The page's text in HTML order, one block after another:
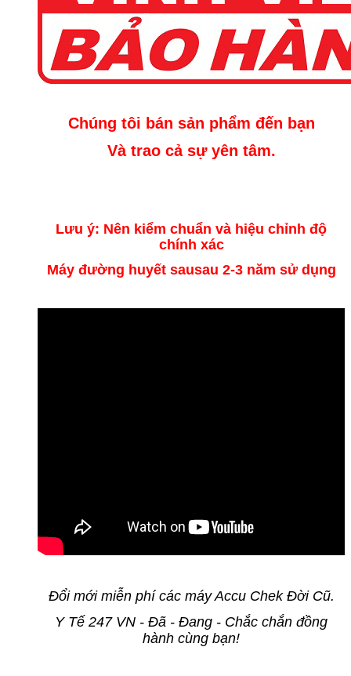
Chúng tôi bán sản phẩm đến bạn
Và trao cả sự yên tâm.
Lưu ý: Nên kiểm chuẩn và hiệu chỉnh độ
chính xác
Máy đường huyết sausau 2-3 năm sử dụng
Đổi mới miễn phí các máy Accu Chek Đời Cũ.
Y Tế 247 VN - Đã - Đang - Chắc chắn đồng
hành cùng bạn!